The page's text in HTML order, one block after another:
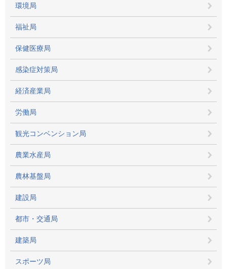
環境局
福祉局
保健医療局
感染症対策局
経済産業局
労働局
観光コンベンション局
農業水産局
農林基盤局
建設局
都市・交通局
建築局
スポーツ局